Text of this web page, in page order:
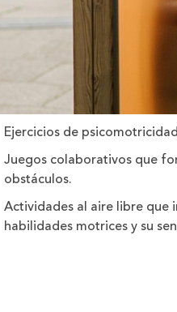
Ejercicios de
Juegos colaborativos que
obstáculos.
Actividades al aire libre que
habilidades motrices y su